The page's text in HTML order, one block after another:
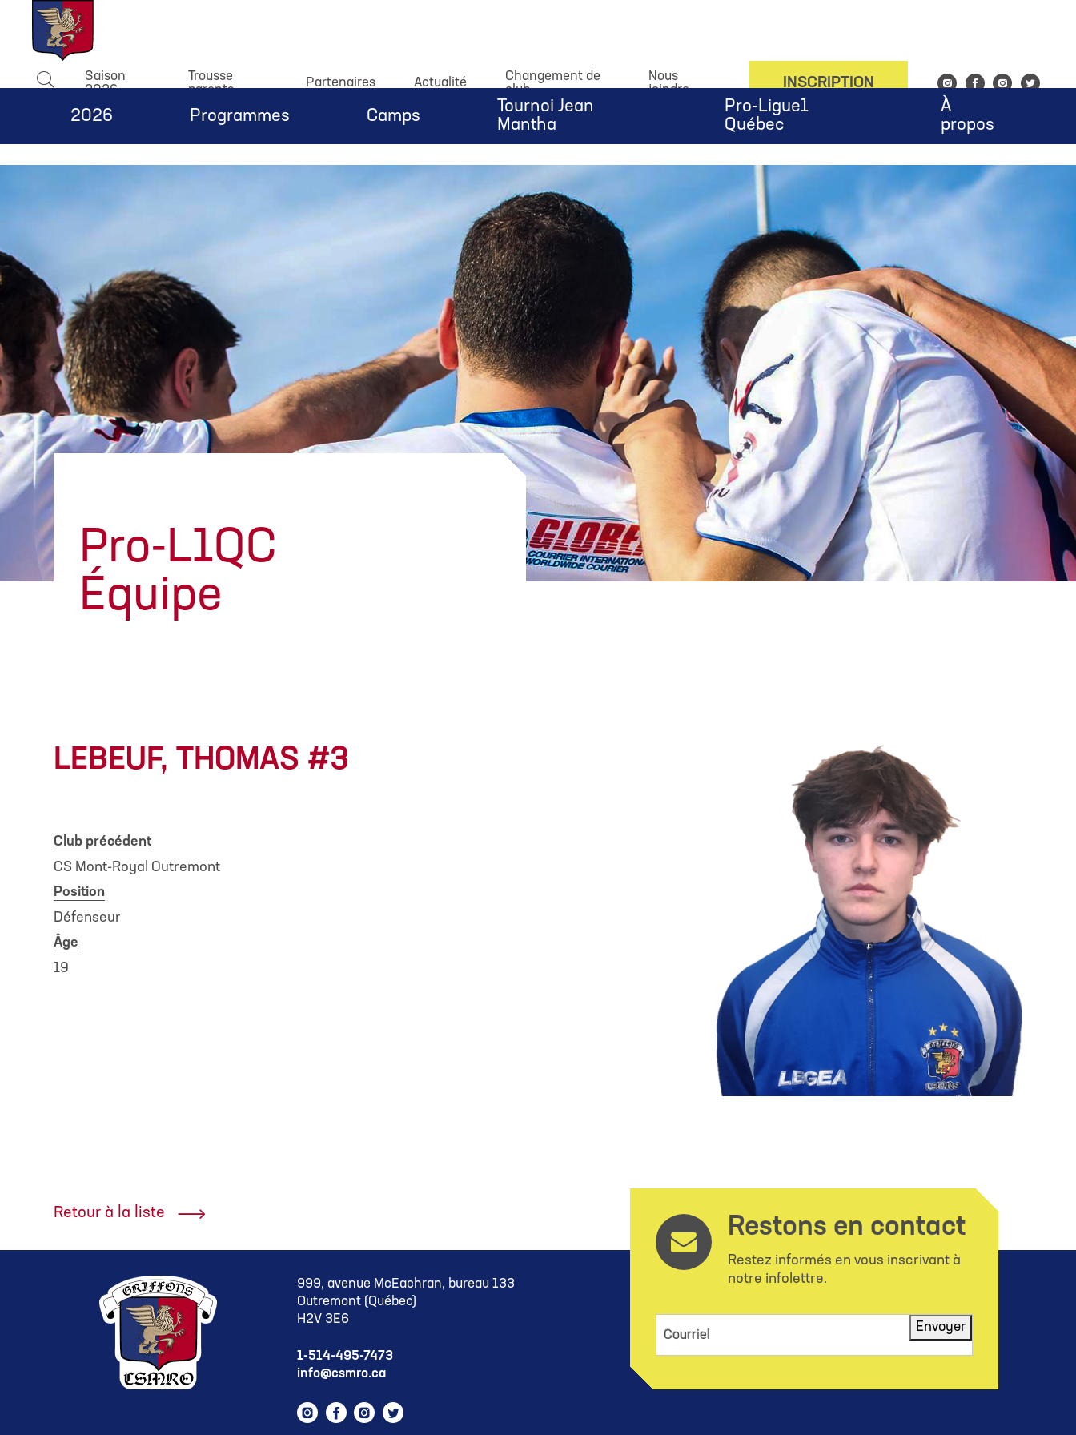
window.dataLayer = window.dataLayer || []; function gtag(){dataLayer.push(arguments);} gtag('js', new Date()); gtag('config', 'UA-143753676-1');
Rechercher
Saison
2026
Trousse
parents
Partenaires Actualité
Changement de
club
Nous
joindre
INSCRIPTION
Instagram
FacebookInstagram
Twitter
2026 Programmes Camps
Tournoi Jean
Mantha
Pro-Ligue1
Québec
À
propos
Pro-L1QC
Équipe
LEBEUF, THOMAS #3
Club précédent
CS Mont-Royal Outremont
Position
Défenseur
Âge
19
Retour à la liste
Restons en contact
Restez informés en vous inscrivant à
notre infolettre.
Courriel
Envoyer
999, avenue McEachran, bureau 133
Outremont (Québec)
H2V 3E6
1-514-495-7473
info@csmro.ca
Instagram
Facebook
Instagram
Twitter